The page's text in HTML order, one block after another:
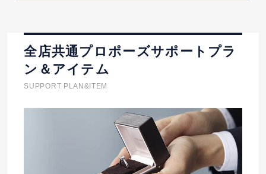
全店共通プロポーズサポートプラ
ン＆アイテム
SUPPORT PLAN&ITEM